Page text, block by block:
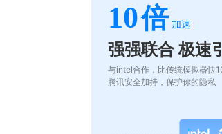
10倍 加速
强强联合 极速
与intel合作，比传统模拟器快
腾讯安全加持，保护你的隐私